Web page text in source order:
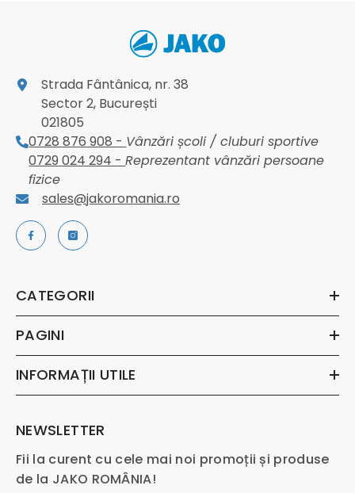
Strada Fântânica, nr. 38
Sector 2, București
021805
0728 876 908 - Vânzări școli / cluburi sportive
0729 024 294 -Reprezentant vânzări persoane
fizice
sales@jakoromania.ro
CATEGORII
PAGINI
INFORMAȚII UTILE
NEWSLETTER
Fii la curent cu cele mai noi promoții și produse
de la JAKO ROMÂNIA!